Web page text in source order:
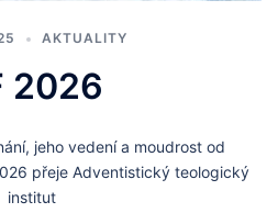
AKTUALITY
2026
jeho vedení a moudrost od
přeje Adventistický teologický
institut